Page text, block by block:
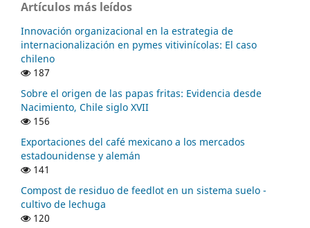
Artículos más leídos
Innovación organizacional en la estrategia de
internacionalización en pymes vitivinícolas: El caso
chileno
187
Sobre el origen de las papas fritas: Evidencia desde
Nacimiento, Chile siglo XVII
156
Exportaciones del café mexicano a los mercados
estadounidense y alemán
141
Compost de residuo de feedlot en un sistema suelo -
cultivo de lechuga
120